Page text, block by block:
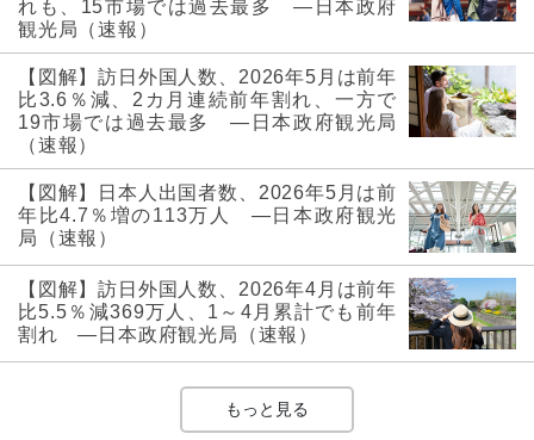
れも、15市場では過去最多 ―日本政府
観光局（速報）
【図解】訪日外国人数、2026年5月は前年
比3.6％減、2カ月連続前年割れ、一方で
19市場では過去最多 ―日本政府観光局
（速報）
【図解】日本人出国者数、2026年5月は前
年比4.7％増の113万人 ―日本政府観光
局（速報）
【図解】訪日外国人数、2026年4月は前年
比5.5％減369万人、1～4月累計でも前年
割れ ―日本政府観光局（速報）
もっと見る